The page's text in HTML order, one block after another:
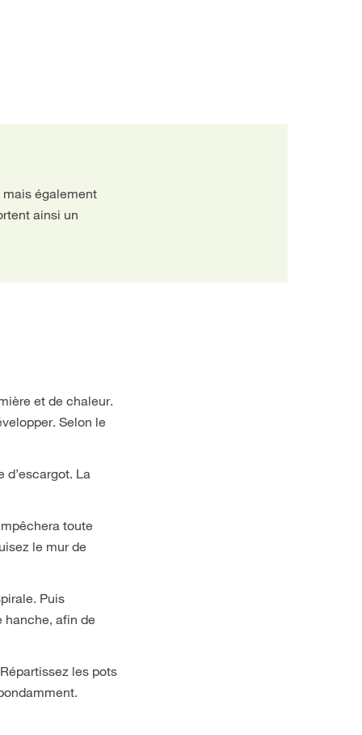
mais également
ainsi un
et de chaleur.
Selon le
d’escargot. La
toute
le mur de
Puis
hanche, afin de
les pots